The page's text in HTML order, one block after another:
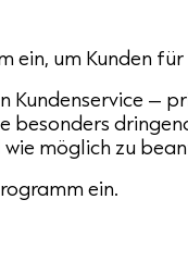
ein, um Kunden
Kundenservice –
möglich zu
ein.